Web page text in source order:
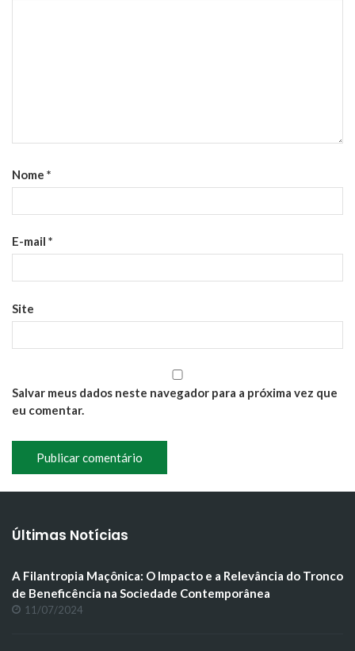
Nome *
E-mail *
Site
Salvar meus dados neste navegador para a próxima vez que
eu comentar.
Últimas Notícias
A Filantropia Maçônica: O Impacto e a Relevância do Tronco
de Beneficência na Sociedade Contemporânea
11/07/2024